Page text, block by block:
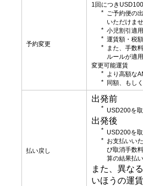
予約変更
1回につき
ご予約便の
いただけま
小児割引適
運賃額・税
また、手数
ルールが適
変更可能運賃
より高額な
同額、もし
払い戻し
出発前
USD200を
出発後
USD200を
お支払いい
び取消手数
算の結果払
また、異な
いほうの運